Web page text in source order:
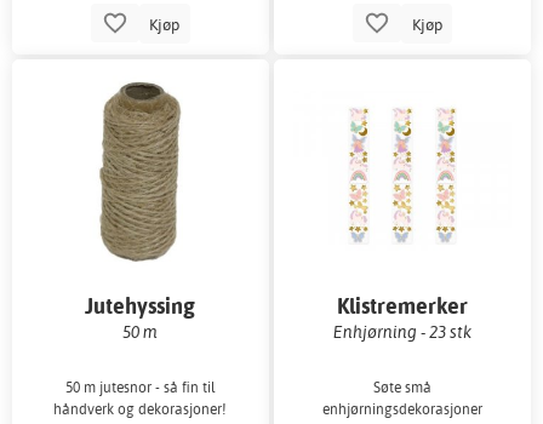
Kjøp Kjøp
Jutehyssing
50 m
50 m jutesnor - så fin til
håndverk og dekorasjoner!
Klistremerker
Enhjørning - 23 stk
Søte små
enhjørningsdekorasjoner